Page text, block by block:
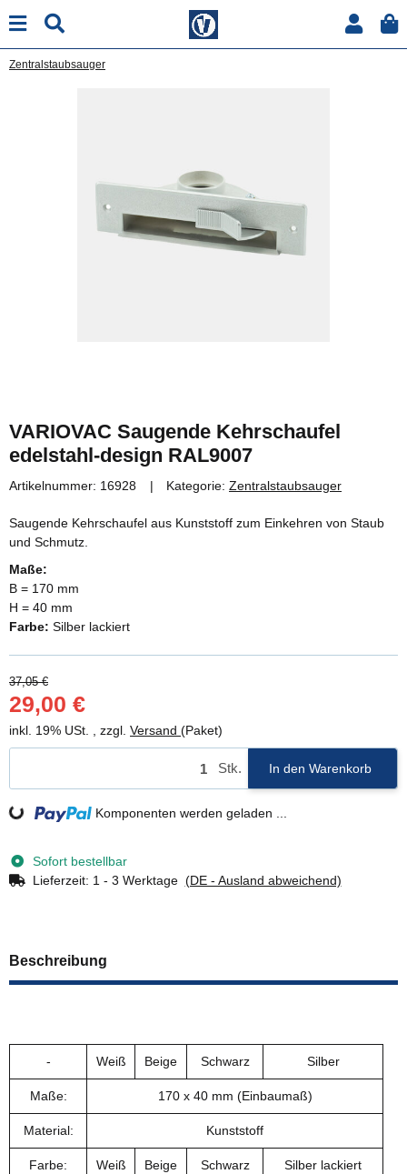
Zentralstaubsauger
VARIOVAC Saugende Kehrschaufel
edelstahl-design RAL9007
Artikelnummer: 16928 Kategorie: Zentralstaubsauger
Saugende Kehrschaufel aus Kunststoff zum Einkehren von Staub
und Schmutz.
Maße:
B = 170 mm
H = 40 mm
Farbe: Silber lackiert
37,05 €
29,00 €
inkl. 19% USt. , zzgl. Versand (Paket)
Stk. In den Warenkorb
Loading... Komponenten werden geladen ...
Sofort bestellbar
Lieferzeit: 1 - 3 Werktage (DE - Ausland abweichend)
Beschreibung
- Weiß Beige Schwarz Silber
Maße: 170 x 40 mm (Einbaumaß)
Material: Kunststoff
Farbe: Weiß Beige Schwarz
Silber lackiert